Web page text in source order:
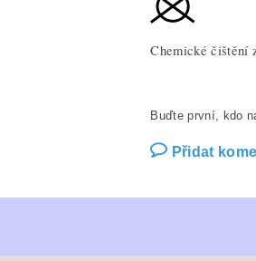
Chemické čištění
Buďte první, kdo
Přidat